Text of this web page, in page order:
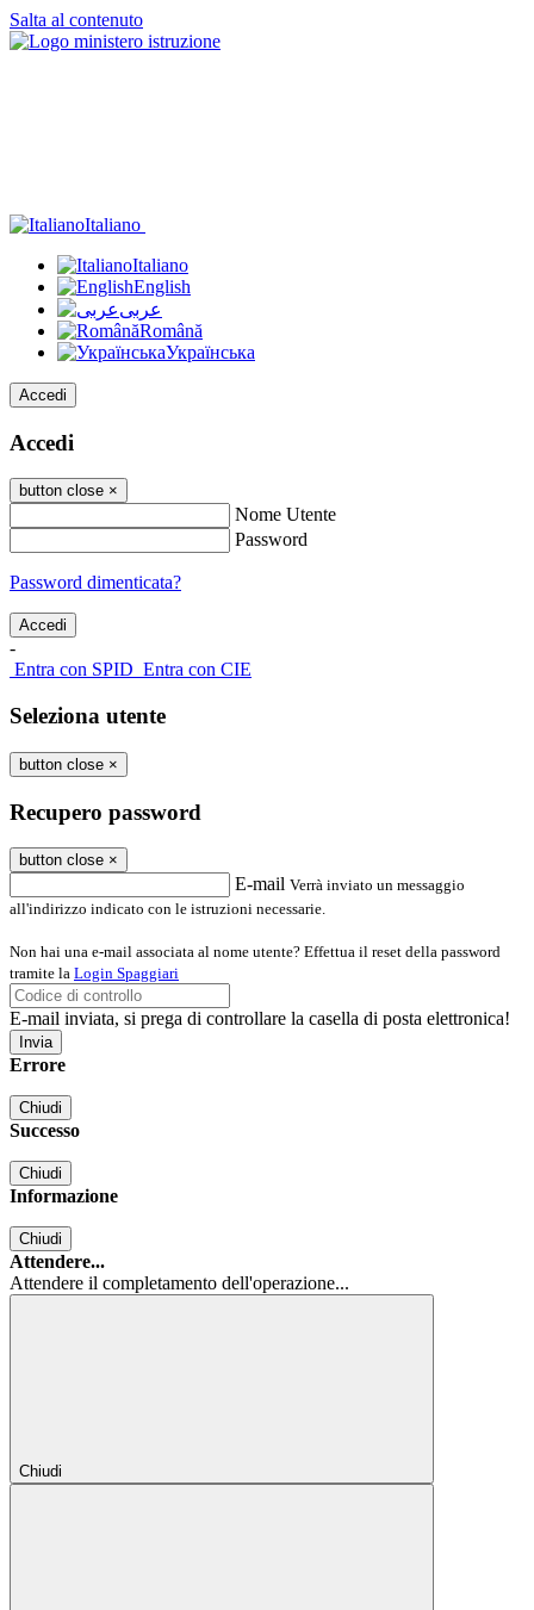
Salta al contenuto
Italiano
Italiano
English
عربى
Română
Українська
Accedi
Accedi
button close ×
Nome Utente
Password
Password dimenticata?
-
Entra con SPID Entra con CIE
Seleziona utente
button close ×
Recupero password
button close ×
E-mail Verrà inviato un messaggio
all'indirizzo indicato con le istruzioni necessarie.
Non hai una e-mail associata al nome utente? Effettua il reset della password
tramite la Login Spaggiari
E-mail inviata, si prega di controllare la casella di posta elettronica!
Errore
Chiudi
Successo
Chiudi
Informazione
Chiudi
Attendere...
Attendere il completamento dell'operazione...
Chiudi